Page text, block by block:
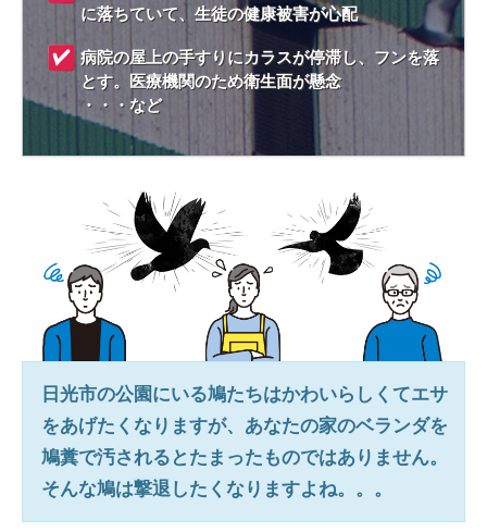
に落ちていて、生徒の健康被害が心配
病院の屋上の手すりにカラスが停滞し、フンを落
とす。医療機関のため衛生面が懸念
・・・など
日光市の公園にいる鳩たちはかわいらしくてエサ
をあげたくなりますが、あなたの家のベランダを
鳩糞で汚されるとたまったものではありません。
そんな鳩は撃退したくなりますよね。。。